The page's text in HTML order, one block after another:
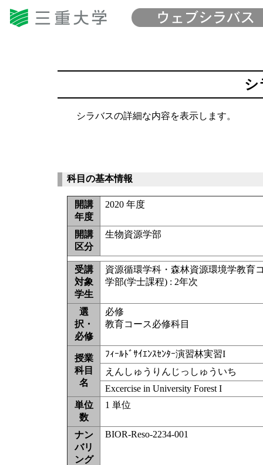
シ
シラバスの詳細な内容を表示します。
科目の基本情報
開講
年度
2020 年度
開講
区分
生物資源学部
受講
対象
学生
資源循環学科・森林資源環境学教育
学部(学士課程) : 2年次
選
択・
必修
必修
教育コース必修科目
授業
科目
名
ﾌｨｰﾙﾄﾞｻｲｴﾝｽｾﾝﾀｰ演習林実習I
えんしゅうりんじっしゅういち
Excercise in University Forest I
単位
数
1 単位
ナン
バリ
ング
BIOR-Reso-2234-001